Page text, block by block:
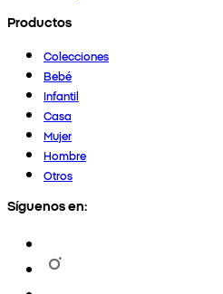
Productos
Colecciones
Bebé
Infantil
Casa
Mujer
Hombre
Otros
Síguenos en: